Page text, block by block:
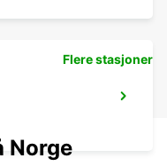
Flere stasjoner
Norge